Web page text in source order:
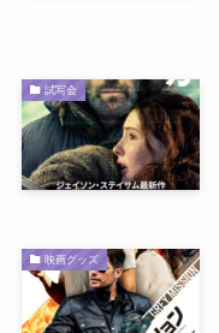
試写会
映画グッズ